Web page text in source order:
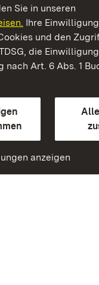
Sie in unseren
Ihre
und den
die
nach Art. 6 Abs. 1
anzeigen
und Gärten
Leichte Sprache
Seiten)